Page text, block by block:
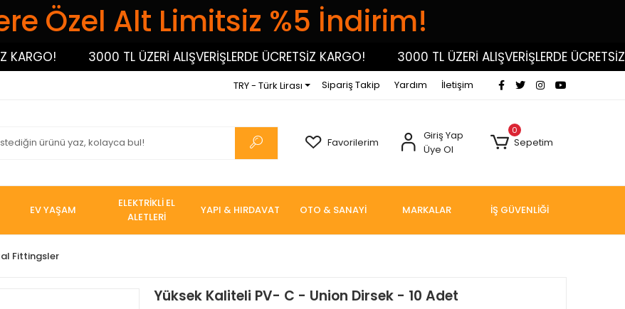
Özel Alt Limitsiz %5 İndirim!
3000 TL ÜZERİ ALIŞVERİŞLERDE ÜCRETSİZ KARGO! 3000 TL ÜZERİ ALIŞVERİŞLERDE ÜCRETSİZ
TRY - Türk Lirası Sipariş Takip Yardım İletişim
Favorilerim
Giriş Yap
Üye Ol
0
Sepetim
EV YAŞAM
ELEKTRİKLİ EL
ALETLERİ
YAPI & HIRDAVAT OTO & SANAYİ MARKALAR İŞ GÜVENLİĞİ
Fittingsler
Yüksek Kaliteli PV- C - Union Dirsek - 10 Adet